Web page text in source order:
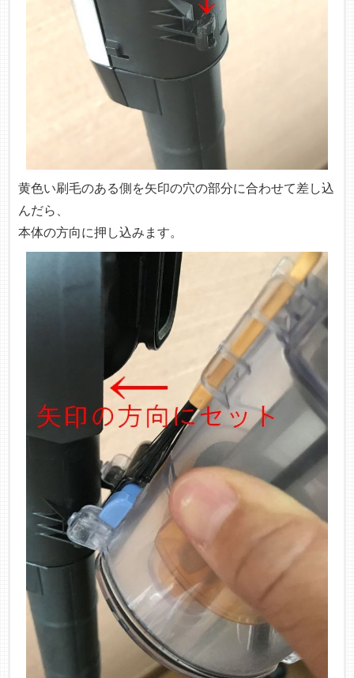
黄色い刷毛のある側を矢印の穴の部分に合わせて差し込
んだら、
本体の方向に押し込みます。